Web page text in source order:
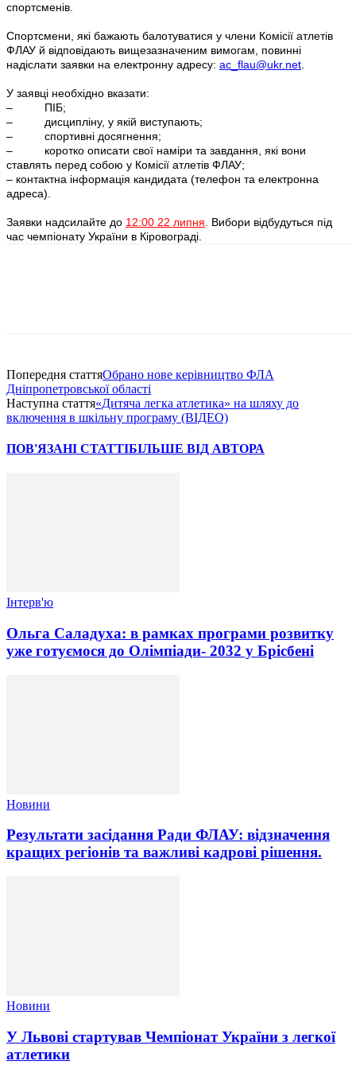
спортсменів.
Спортсмени, які бажають балотуватися у члени Комісії атлетів
ФЛАУ й відповідають вищезазначеним вимогам, повинні
надіслати заявки на електронну адресу: ac_flau@ukr.net
У заявці необхідно вказати:
– ПІБ;
– дисципліну, у якій виступають;
– спортивні досягнення;
– коротко описати свої наміри та завдання, які вони
ставлять перед собою у Комісії атлетів ФЛАУ;
– контактна інформація кандидата (телефон та електронна
адреса).
Заявки надсилайте до 12:00 22 липня . Вибори відбудуться під
час чемпіонату України в Кіровограді.
Попередня статтяОбрано нове керівництво ФЛА
Дніпропетровської області
Наступна стаття«Дитяча легка атлетика» на шляху до
включення в шкільну програму (ВІДЕО)
ПОВ'ЯЗАНІ СТАТТІБІЛЬШЕ ВІД АВТОРА
Інтерв'ю
Ольга Саладуха: в рамках програми розвитку
уже готуємося до Олімпіади- 2032 у Брісбені
Новини
Результати засідання Ради ФЛАУ: відзначення
кращих регіонів та важливі кадрові рішення.
Новини
У Львові стартував Чемпіонат України з легкої
атлетики